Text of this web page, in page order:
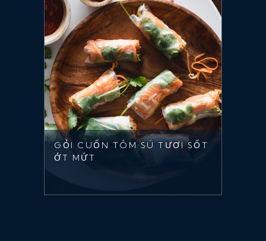
GỎI CUỐN TÔM SÚ TƯƠI SỐT
ỚT MỨT